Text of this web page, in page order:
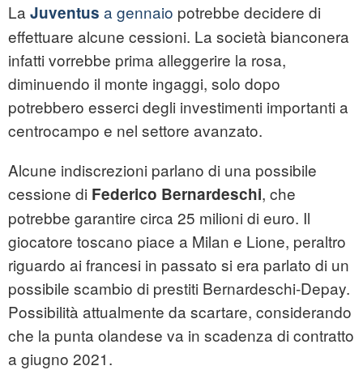
La Juventus a gennaio potrebbe decidere di
effettuare alcune cessioni. La società bianconera
infatti vorrebbe prima alleggerire la rosa,
diminuendo il monte ingaggi, solo dopo
potrebbero esserci degli investimenti importanti a
centrocampo e nel settore avanzato.
Alcune indiscrezioni parlano di una possibile
cessione di Federico Bernardeschi, che
potrebbe garantire circa 25 milioni di euro. Il
giocatore toscano piace a Milan e Lione, peraltro
riguardo ai francesi in passato si era parlato di un
possibile scambio di prestiti Bernardeschi-Depay.
Possibilità attualmente da scartare, considerando
che la punta olandese va in scadenza di contratto
a giugno 2021.